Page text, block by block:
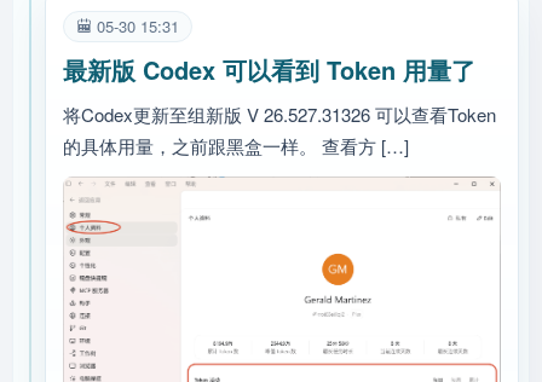
05-30 15:31
最新版 Codex 可以看到 Token 用量了
将Codex更新至组新版 V 26.527.31326 可以查看Token
的具体用量，之前跟黑盒一样。 查看方 […]